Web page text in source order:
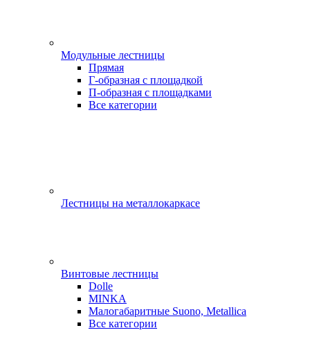
Модульные лестницы
Прямая
Г-образная с площадкой
П-образная с площадками
Все категории
Лестницы на металлокаркасе
Винтовые лестницы
Dolle
MINKA
Малогабаритные Suono, Metallica
Все категории